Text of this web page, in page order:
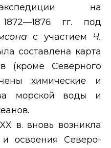
на
гг. под
с участием Ч.
составлена карта
(кроме Северного
химические и
морской воды и
XX в. вновь возникла
освоения Северо-